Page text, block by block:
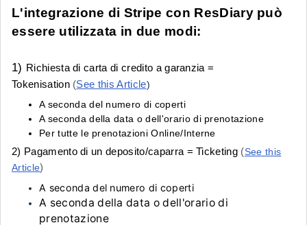
L'integrazione di Stripe con ResDiary può
essere utilizzata in due modi:
1) Richiesta di carta di credito a garanzia =
Tokenisation(See this Article)
A seconda del numero di coperti
A seconda della data o dell'orario di prenotazione
Per tutte le prenotazioni Online/Interne
2) Pagamento di un deposito/caparra = Ticketing (See this
Article)
A seconda del numero di coperti
A seconda della data o dell'orario di
prenotazione